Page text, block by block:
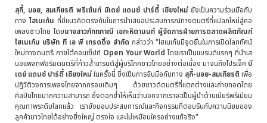
สุกี้, บอย, สมเกียรติ พรีเซ้นท์ บีเดย์ แดนซ์ ปาร์ตี้ เชียงใหม่ยังเป็นความร่วมมือกับ
ทางไฮเนเก้น ที่มีแนวคิดตรงกันในการนำเสนอประสบการณ์ทางดนตรีที่แปลกใหม่สู่คอ
เพลงชาวไทย โดยนางสาวภัททภาณี เอกะหิตานนท์ ผู้จัดการฝ่ายการตลาดผลิตภัณฑ์
ไฮเนเก้น บริษัท ที เอ พี เทรดดิ้ง จำกัด กล่าวว่า "ไฮเนเก้นมีจุดยืนในการเปิดโลกทัศน์
ใหม่ทางดนตรี ภายใต้คอนเซ็ปท์ Open Your World โดยเราเป็นแบรนด์แรกๆ ที่นำเส
นอแพลทฟอร์มดนตรีที่ก้าวล้ำเทรนด์สู่ผู้บริโภคชาวไทยอย่างต่อเนื่อง มาจนถึงโปรเจ็ค บี
เดย์ แดนซ์ ปาร์ตี้ เชียงใหม่ในครั้งนี้ ซึ่งเป็นการจับมือกับทาง สุกี้-บอย-สมเกียรติ เพื่อ
ปฏิวัติวงการเพลงไทยจากกรอบเดิมๆ ด้วยซาวด์ดนตรีที่แตกต่างและถ่ายทอดโดย
ศิลปินไทยมากความสามารถ ซึ่งตอกย้ำให้เห็นว่านอกจากเราจะเป็นผู้นำด้านเบียร์พรีเมียม
คุณภาพระดับโลกแล้ว เรายังมอบประสบการณ์และกิจกรรมที่ตอบรับกับความนิยมของ
ลูกค้าชาวไทยได้อย่างยิ่งใหญ่ ตรงใจ และไม่เหมือนใครอย่างแท้จริง"